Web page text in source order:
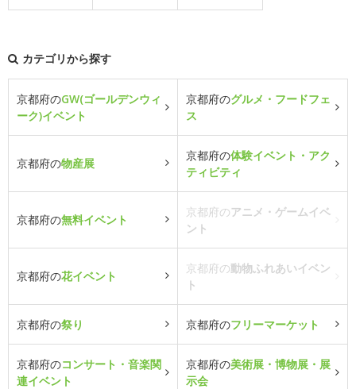
カテゴリから探す
京都府のGW(ゴールデンウィ
ーク)イベント
京都府のグルメ・フードフェ
ス
京都府の物産展
京都府の体験イベント・アク
ティビティ
京都府の無料イベント
京都府のアニメ・ゲームイベ
ント
京都府の花イベント
京都府の動物ふれあいイベン
ト
京都府の祭り 京都府のフリーマーケット
京都府のコンサート・音楽関
連イベント
京都府の美術展・博物展・展
示会